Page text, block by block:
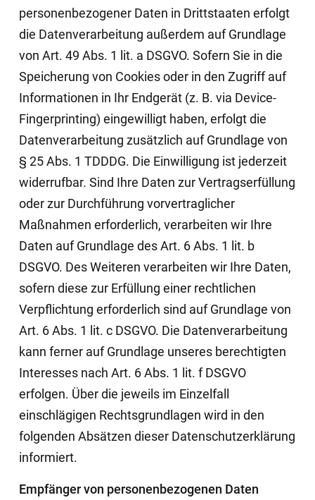
personenbezogener Daten in Drittstaaten erfolgt
die Datenverarbeitung außerdem auf Grundlage
von Art. 49 Abs. 1 lit. a DSGVO. Sofern Sie in die
Speicherung von Cookies oder in den Zugriff auf
Informationen in Ihr Endgerät (z. B. via Device-
Fingerprinting) eingewilligt haben, erfolgt die
Datenverarbeitung zusätzlich auf Grundlage von
§ 25 Abs. 1 TDDDG. Die Einwilligung ist jederzeit
widerrufbar. Sind Ihre Daten zur Vertragserfüllung
oder zur Durchführung vorvertraglicher
Maßnahmen erforderlich, verarbeiten wir Ihre
Daten auf Grundlage des Art. 6 Abs. 1 lit. b
DSGVO. Des Weiteren verarbeiten wir Ihre Daten,
sofern diese zur Erfüllung einer rechtlichen
Verpflichtung erforderlich sind auf Grundlage von
Art. 6 Abs. 1 lit. c DSGVO. Die Datenverarbeitung
kann ferner auf Grundlage unseres berechtigten
Interesses nach Art. 6 Abs. 1 lit. f DSGVO
erfolgen. Über die jeweils im Einzelfall
einschlägigen Rechtsgrundlagen wird in den
folgenden Absätzen dieser Datenschutzerklärung
informiert.
Empfänger von personenbezogenen Daten